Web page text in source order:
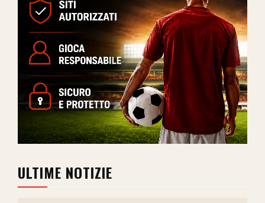
ULTIME NOTIZIE